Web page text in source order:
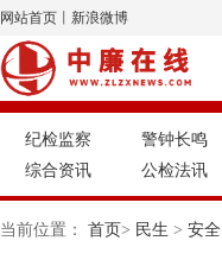
网站首页 新浪微博
纪检监察 警钟长鸣
综合资讯
公检法讯
当前位置： 首页> 民生 > 安全